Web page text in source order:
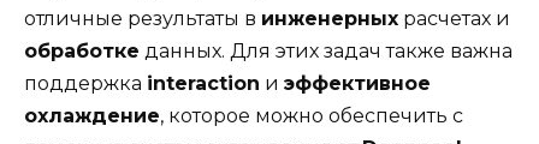
отличные результаты в инженерных расчетах и
обработке данных. Для этих задач также важна
поддержка interaction и эффективное
охлаждение, которое можно обеспечить с